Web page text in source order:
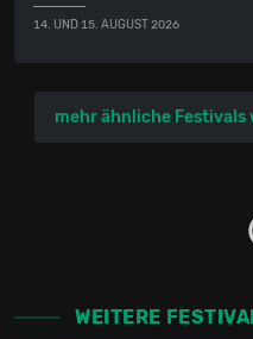
14. UND 15. AUGUST 2026
mehr ähnliche Festivals
WEITERE